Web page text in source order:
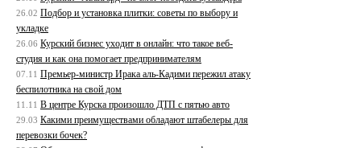
26.02 Подбор и установка плитки: советы по выбору и
укладке
26.06 Курский бизнес уходит в онлайн: что такое веб-
студия и как она помогает предпринимателям
07.11 Премьер-министр Ирака аль-Кадими пережил атаку
беспилотника на свой дом
11.11 В центре Курска произошло ДТП с пятью авто
29.03 Какими преимуществами обладают штабелеры для
перевозки бочек?